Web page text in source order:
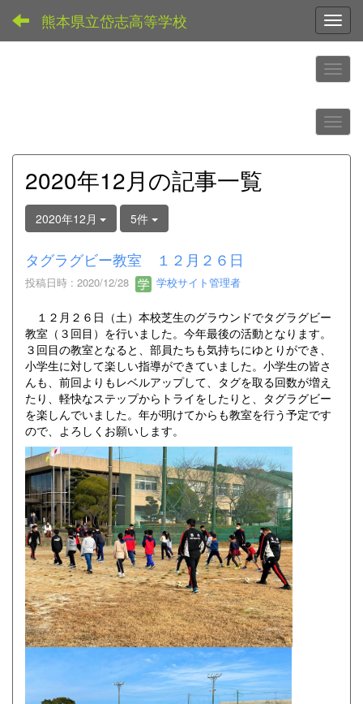
熊本県立岱志高等学校
2020年12月の記事一覧
2020年12月 5件
タグラグビー教室 １２月２６日
投稿日時 : 2020/12/28 学校サイト管理者
１２月２６日（土）本校芝生のグラウンドでタグラグビー
教室（３回目）を行いました。今年最後の活動となります。
３回目の教室となると、部員たちも気持ちにゆとりができ、
小学生に対して楽しい指導ができていました。小学生の皆さ
んも、前回よりもレベルアップして、タグを取る回数が増え
たり、軽快なステップからトライをしたりと、タグラグビー
を楽しんでいました。年が明けてからも教室を行う予定です
ので、よろしくお願いします。